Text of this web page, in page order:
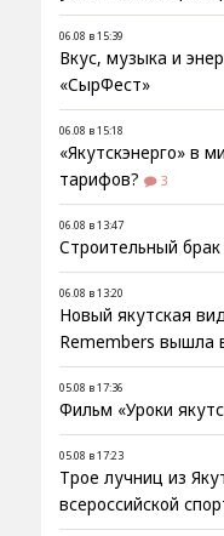
06.08 в 15:39
Вкус, музыка и
«СырФест»
06.08 в 15:18
«Якутскэнерго» в
тарифов?
3
06.08 в 13:47
Строительный
06.08 в 13:20
Новый якутская
Remembers вышла
05.08 в 17:36
Фильм «Уроки
05.08 в 17:23
Трое лучниц из
всероссийской